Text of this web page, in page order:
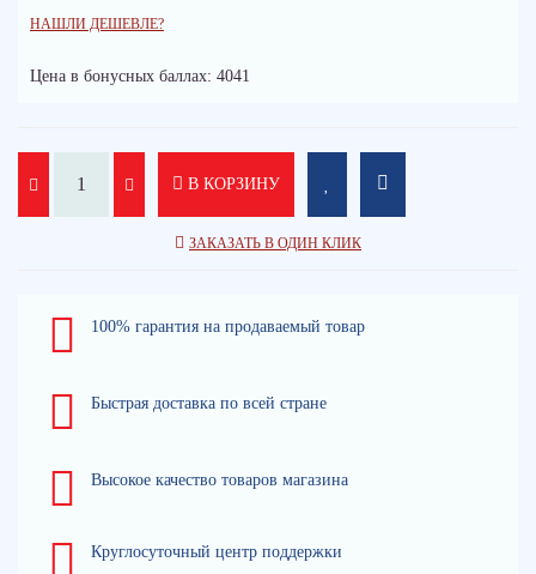
НАШЛИ ДЕШЕВЛЕ?
Цена в бонусных баллах: 4041
В КОРЗИНУ
ЗАКАЗАТЬ В ОДИН КЛИК
100% гарантия на продаваемый товар
Быстрая доставка по всей стране
Высокое качество товаров магазина
Круглосуточный центр поддержки